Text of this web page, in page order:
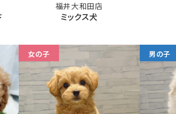
福井大和田店
ミックス犬
女の子 男の子